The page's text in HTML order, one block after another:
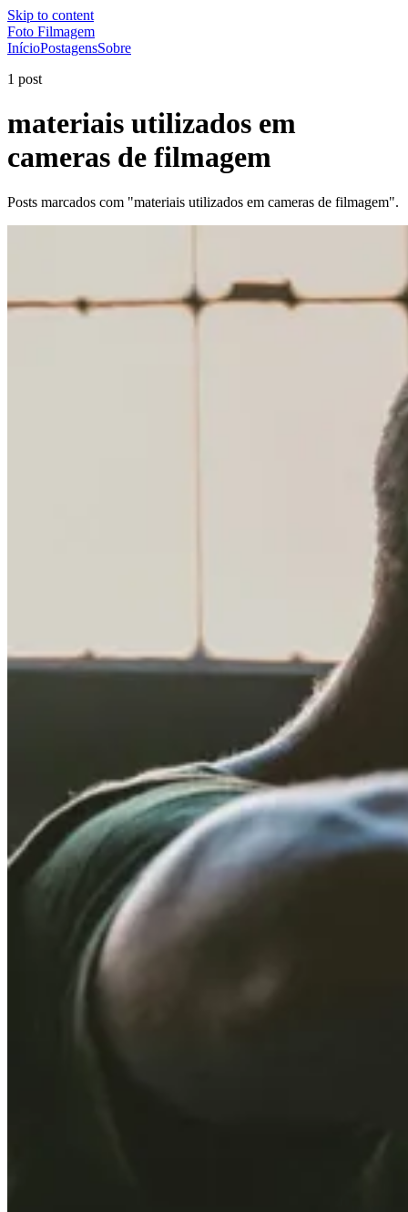
Skip to content
Foto Filmagem
InícioPostagensSobre
1 post
materiais utilizados em
cameras de filmagem
Posts marcados com "materiais utilizados em cameras de filmagem".